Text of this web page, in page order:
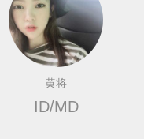
黄将
ID/MD